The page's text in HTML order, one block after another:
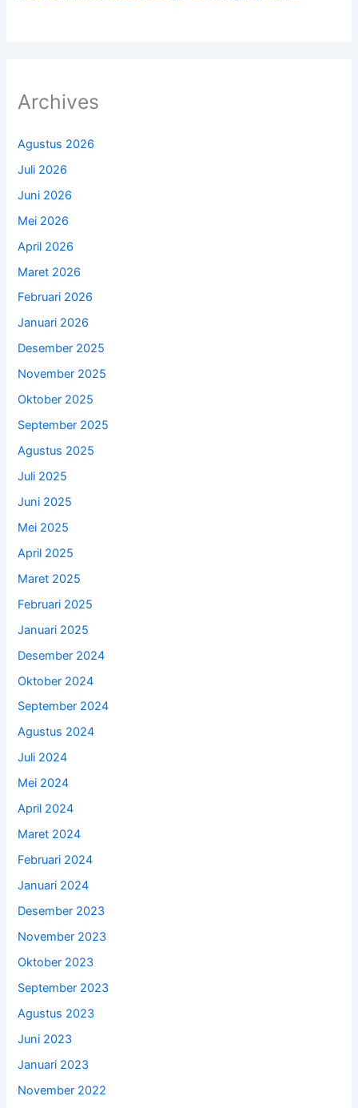
Archives
Agustus 2026
Juli 2026
Juni 2026
Mei 2026
April 2026
Maret 2026
Februari 2026
Januari 2026
Desember 2025
November 2025
Oktober 2025
September 2025
Agustus 2025
Juli 2025
Juni 2025
Mei 2025
April 2025
Maret 2025
Februari 2025
Januari 2025
Desember 2024
Oktober 2024
September 2024
Agustus 2024
Juli 2024
Mei 2024
April 2024
Maret 2024
Februari 2024
Januari 2024
Desember 2023
November 2023
Oktober 2023
September 2023
Agustus 2023
Juni 2023
Januari 2023
November 2022